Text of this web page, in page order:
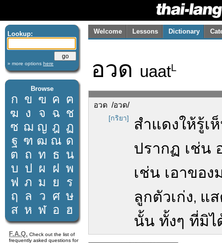
Lookup:
» more options here
Browse
ก ข ฃ ค ฅ
ฆ ง จ ฉ ช
ซ ฌ ญ ฎ ฏ
ฐ ฑ ฒ ณ ด
ต ถ ท ธ น
บ ป ผ ฝ พ
ฟ ภ ม ย
ร
ฤ
ล ว ศ ษ
ส ห ฬ อ ฮ
F.A.Q. Check out the list of
frequently asked questions for
Welcome Lessons Dictionary
อวด uaatL
อวด /อวด/
[กริยา]
สำแดงให้รู้เ
ปรากฏ เช่น
เช่น เอาของ
ลูกตัวเก่ง, แ
นั้น ทั้งๆ ที่มิไ